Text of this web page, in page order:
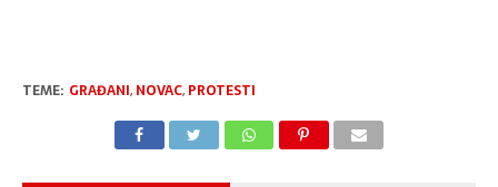
TEME: GRAĐANI, NOVAC, PROTESTI